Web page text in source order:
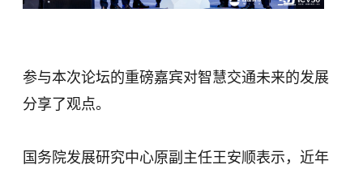
参与本次论坛的重磅嘉宾对智慧交通未来的发展
分享了观点。
国务院发展研究中心原副主任王安顺表示，近年